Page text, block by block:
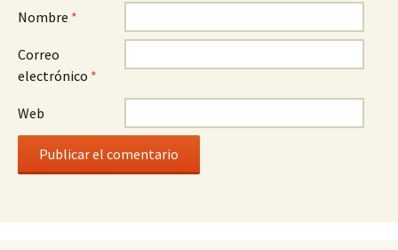
Nombre *
Correo
electrónico *
Web